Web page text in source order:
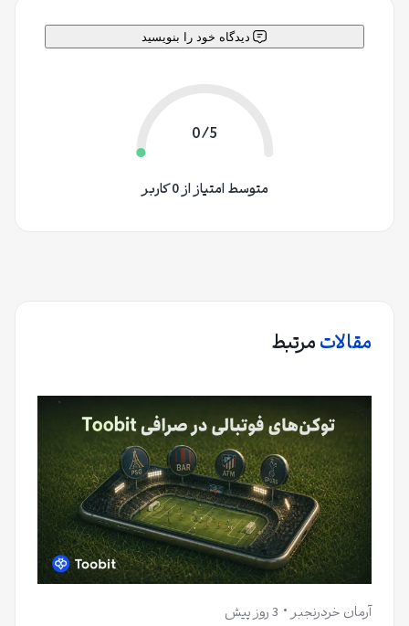
دیدگاه خود را بنویسید
0/5
متوسط امتیاز از 0 کاربر
مقالاتمرتبط
آرمان خردرنجبر 3 روز پیش